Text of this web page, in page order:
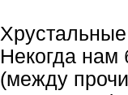
Некогда нам
(между